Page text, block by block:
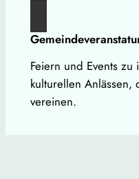
Feiern und Events zu
kulturellen Anlässen,
vereinen.